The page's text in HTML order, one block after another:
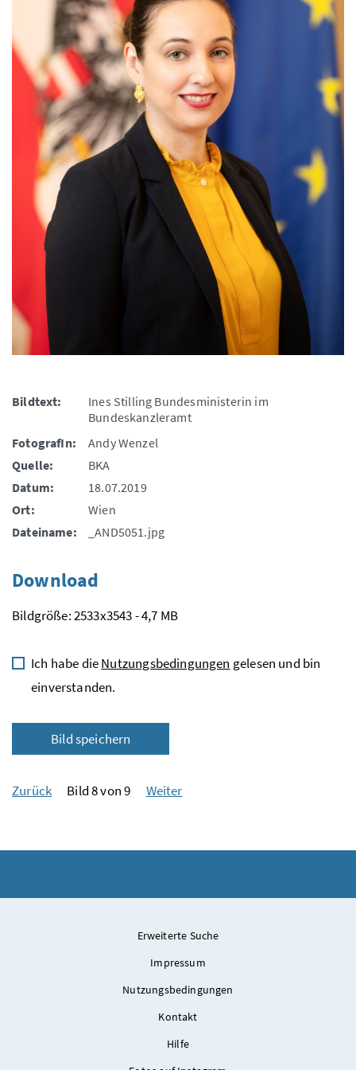
Bildtext:
Ines Stilling Bundesministerin im
Bundeskanzleramt
FotografIn:
Andy Wenzel
Quelle:
BKA
Datum:
18.07.2019
Ort:
Wien
Dateiname:
_AND5051.jpg
Download
Bildgröße: 2533x3543 - 4,7 MB
Ich habe dieNutzungsbedingungen gelesen und bin
einverstanden.
Bild speichern
Zurück Bild 8 von 9 Weiter
Erweiterte Suche
Impressum
Nutzungsbedingungen
Kontakt
Hilfe